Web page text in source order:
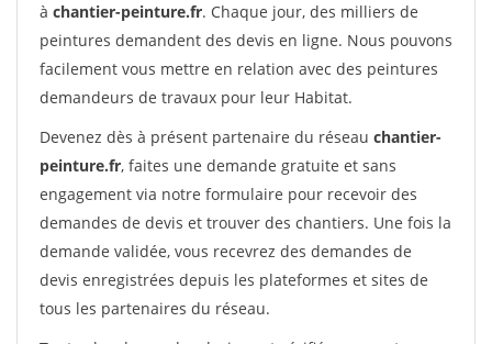
à chantier-peinture.fr. Chaque jour, des milliers de
peintures demandent des devis en ligne. Nous pouvons
facilement vous mettre en relation avec des peintures
demandeurs de travaux pour leur Habitat.
Devenez dès à présent partenaire du réseau chantier-
peinture.fr, faites une demande gratuite et sans
engagement via notre formulaire pour recevoir des
demandes de devis et trouver des chantiers. Une fois la
demande validée, vous recevrez des demandes de
devis enregistrées depuis les plateformes et sites de
tous les partenaires du réseau.